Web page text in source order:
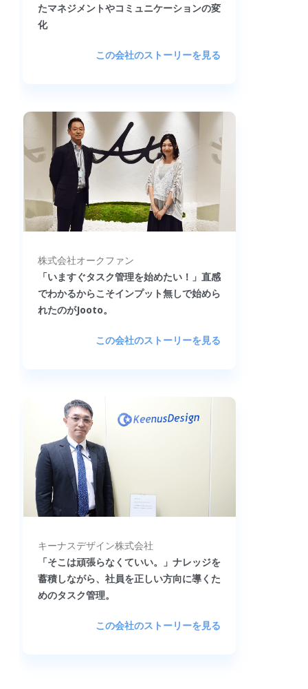
たマネジメントやコミュニケーションの変
化
この会社のストーリーを見る
株式会社オークファン
「いますぐタスク管理を始めたい！」直感
でわかるからこそインプット無しで始めら
れたのがJooto。
この会社のストーリーを見る
キーナスデザイン株式会社
「そこは頑張らなくていい。」ナレッジを
蓄積しながら、社員を正しい方向に導くた
めのタスク管理。
この会社のストーリーを見る